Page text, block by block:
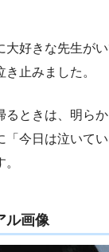
大好きな先生が
止みました。
るときは、明ら
「今日は泣いて
ル画像